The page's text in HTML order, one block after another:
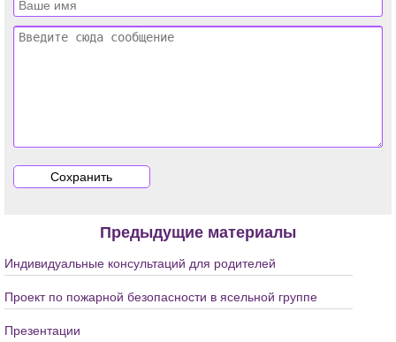
Предыдущие материалы
Индивидуальные консультаций для родителей
Проект по пожарной безопасности в ясельной группе
Презентации